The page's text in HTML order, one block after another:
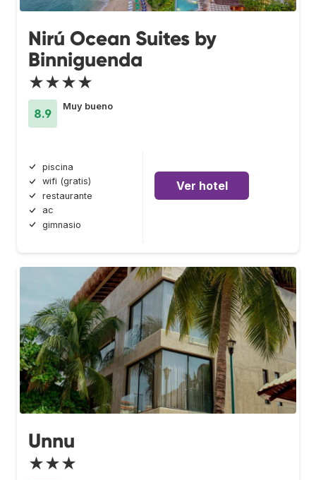
Nirú Ocean Suites by
Binniguenda
★★★★
8.9
Muy bueno
piscina
wifi (gratis)
restaurante
ac
gimnasio
Ver hotel
Unnu
★★★